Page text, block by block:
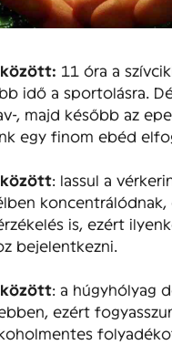
11 óra a
idő a sportolásra.
, majd később az
egy finom ebéd
: lassul a
koncentrálódnak,
is, ezért
bejelentkezni.
: a húgyhólyag
ezért